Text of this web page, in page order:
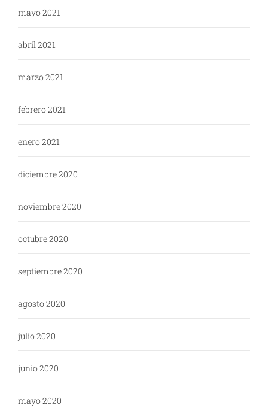
mayo 2021
abril 2021
marzo 2021
febrero 2021
enero 2021
diciembre 2020
noviembre 2020
octubre 2020
septiembre 2020
agosto 2020
julio 2020
junio 2020
mayo 2020